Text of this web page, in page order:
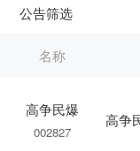
公告筛选
名称
高争民爆
002827
高争